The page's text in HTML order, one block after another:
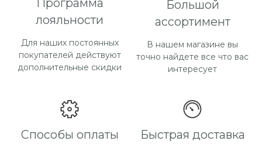
Программа
лояльности
Для наших постоянных
покупателей действуют
дополнительные скидки
Большой
ассортимент
В нашем магазине вы
точно найдете все что вас
интересует
Способы оплаты Быстрая доставка